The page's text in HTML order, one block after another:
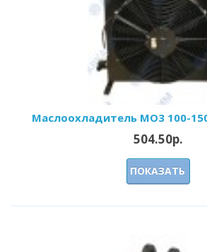
Маслоохладитель МО3 100-
504.50р.
ПОКАЗАТЬ